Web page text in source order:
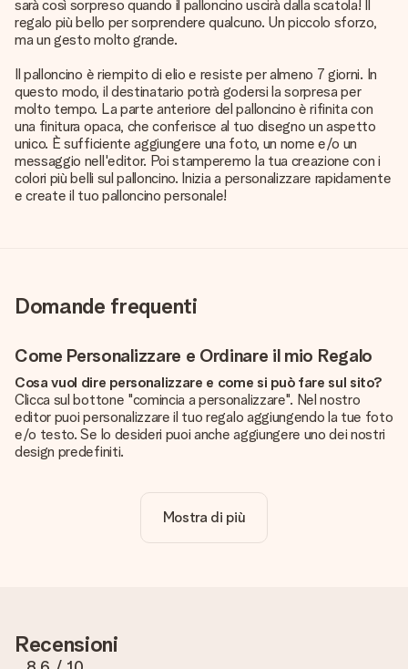
sarà così sorpreso quando il palloncino uscirà dalla scatola! Il
regalo più bello per sorprendere qualcuno. Un piccolo sforzo,
ma un gesto molto grande.
Il palloncino è riempito di elio e resiste per almeno 7 giorni. In
questo modo, il destinatario potrà godersi la sorpresa per
molto tempo. La parte anteriore del palloncino è rifinita con
una finitura opaca, che conferisce al tuo disegno un aspetto
unico. È sufficiente aggiungere una foto, un nome e/o un
messaggio nell'editor. Poi stamperemo la tua creazione con i
colori più belli sul palloncino. Inizia a personalizzare rapidamente
e create il tuo palloncino personale!
Domande frequenti
Come Personalizzare e Ordinare il mio Regalo
Cosa vuol dire personalizzare e come si può fare sul sito?
Clicca sul bottone "comincia a personalizzare". Nel nostro
editor puoi personalizzare il tuo regalo aggiungendo la tue foto
e/o testo. Se lo desideri puoi anche aggiungere uno dei nostri
design predefiniti.
Certo! Il prezzo mostrato include sempre la personalizzazione
nostro servizio clienti e includi la foto insieme al regalo che
vuoi ordinare. Potranno verificare la qualità per te!
Mostra di più
Recensioni